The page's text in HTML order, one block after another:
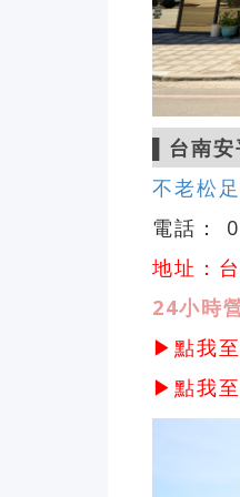
台南
不老松
電話：
地址：
24小時
▶點我
▶點我